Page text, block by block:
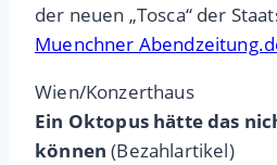
der neuen „Tosca“ der
Muenchner
Wien/Konzerthaus
Ein Oktopus hätte das
können (Bezahlartikel)